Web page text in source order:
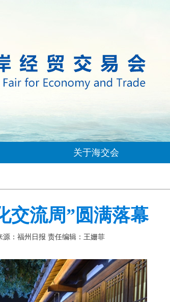
关于海交会
交流周”圆满落幕
源：福州日报 责任编辑：王姗菲